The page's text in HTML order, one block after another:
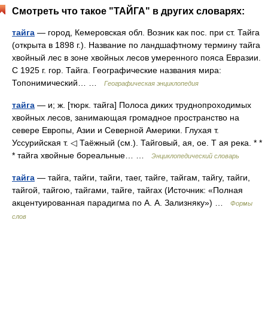
Смотреть что такое "ТАЙГА" в других словарях:
тайга — город, Кемеровская обл. Возник как пос. при ст. Тайга
(открыта в 1898 г.). Название по ландшафтному термину тайга
хвойный лес в зоне хвойных лесов умеренного пояса Евразии.
С 1925 г. гор. Тайга. Географические названия мира:
Топонимический… …
Географическая энциклопедия
тайга — и; ж. [тюрк. тайга] Полоса диких труднопроходимых
хвойных лесов, занимающая громадное пространство на
севере Европы, Азии и Северной Америки. Глухая т.
Уссурийская т. ◁ Таёжный (см.). Тайговый, ая, ое. Т ая река. * *
* тайга хвойные бореальные… …
Энциклопедический словарь
тайга — тайга, тайги, тайги, таег, тайге, тайгам, тайгу, тайги,
тайгой, тайгою, тайгами, тайге, тайгах (Источник: «Полная
акцентуированная парадигма по А. А. Зализняку») …
Формы
слов